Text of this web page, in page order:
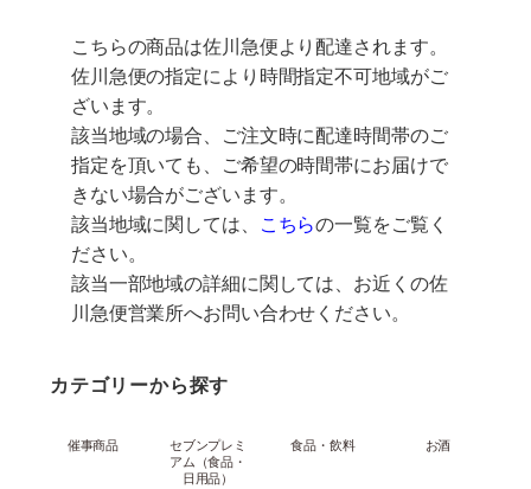
こちらの商品は佐川急便より配達されます。
佐川急便の指定により時間指定不可地域がご
ざいます。
該当地域の場合、ご注文時に配達時間帯のご
指定を頂いても、ご希望の時間帯にお届けで
きない場合がございます。
該当地域に関しては、
こちらの一覧をご覧く
ださい。
該当一部地域の詳細に関しては、お近くの佐
川急便営業所へお問い合わせください。
カテゴリーから探す
催事商品
セブンプレミ
アム（食品・
日用品）
食品・飲料 お酒